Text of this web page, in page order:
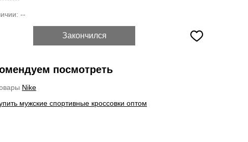
--
Закончился
посмотреть
Nike
мужские спортивные кроссовки оптом